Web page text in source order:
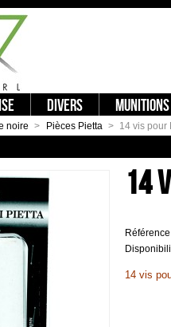
DIVERS MUNITIONS
noire > Pièces Pietta > 14 vis pour
1858
14
14 vis